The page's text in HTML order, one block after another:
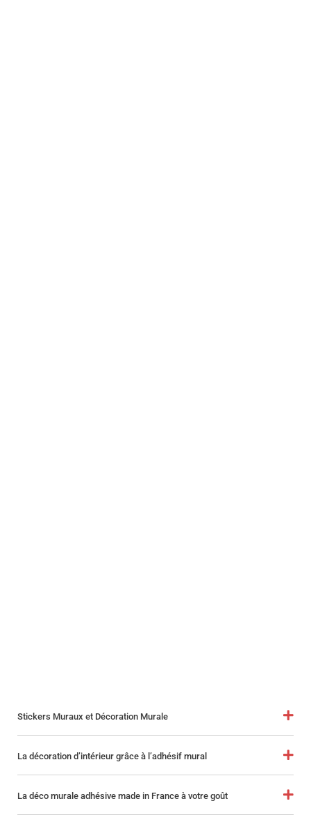
Stickers Muraux et Décoration Murale
La décoration d’intérieur grâce à l’adhésif mural
La déco murale adhésive made in France à votre goût